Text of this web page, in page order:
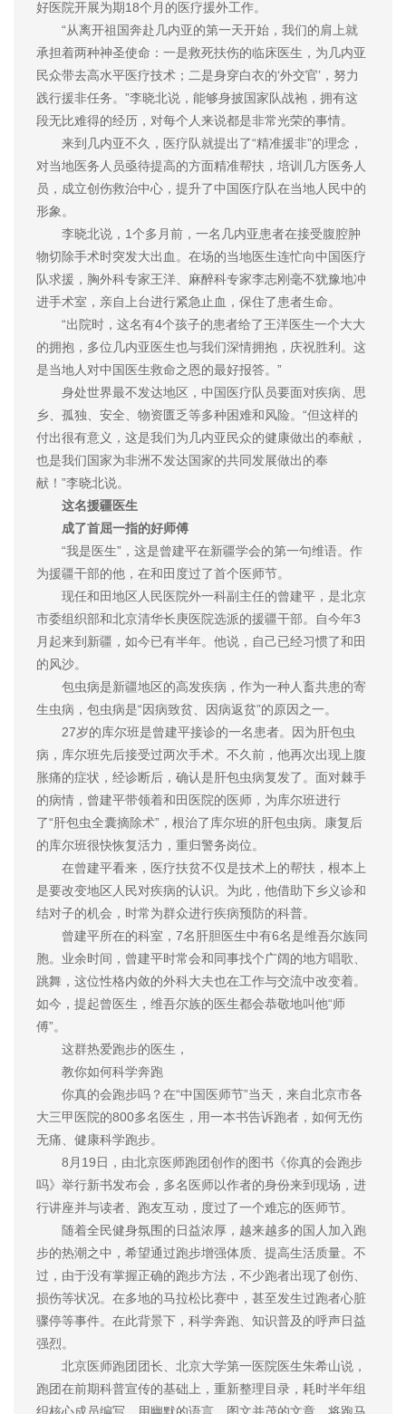
好医院开展为期18个月的医疗援外工作。
“从离开祖国奔赴几内亚的第一天开始，我们的肩上就
承担着两种神圣使命：一是救死扶伤的临床医生，为几内亚
民众带去高水平医疗技术；二是身穿白衣的‘外交官’，努力
践行援非任务。”李晓北说，能够身披国家队战袍，拥有这
段无比难得的经历，对每个人来说都是非常光荣的事情。
来到几内亚不久，医疗队就提出了“精准援非”的理念，
对当地医务人员亟待提高的方面精准帮扶，培训几方医务人
员，成立创伤救治中心，提升了中国医疗队在当地人民中的
形象。
李晓北说，1个多月前，一名几内亚患者在接受腹腔肿
物切除手术时突发大出血。在场的当地医生连忙向中国医疗
队求援，胸外科专家王洋、麻醉科专家李志刚毫不犹豫地冲
进手术室，亲自上台进行紧急止血，保住了患者生命。
“出院时，这名有4个孩子的患者给了王洋医生一个大大
的拥抱，多位几内亚医生也与我们深情拥抱，庆祝胜利。这
是当地人对中国医生救命之恩的最好报答。”
身处世界最不发达地区，中国医疗队员要面对疾病、思
乡、孤独、安全、物资匮乏等多种困难和风险。“但这样的
付出很有意义，这是我们为几内亚民众的健康做出的奉献，
也是我们国家为非洲不发达国家的共同发展做出的奉
献！”李晓北说。
这名援疆医生
成了首屈一指的好师傅
“我是医生”，这是曾建平在新疆学会的第一句维语。作
为援疆干部的他，在和田度过了首个医师节。
现任和田地区人民医院外一科副主任的曾建平，是北京
市委组织部和北京清华长庚医院选派的援疆干部。自今年3
月起来到新疆，如今已有半年。他说，自己已经习惯了和田
的风沙。
包虫病是新疆地区的高发疾病，作为一种人畜共患的寄
生虫病，包虫病是“因病致贫、因病返贫”的原因之一。
27岁的库尔班是曾建平接诊的一名患者。因为肝包虫
病，库尔班先后接受过两次手术。不久前，他再次出现上腹
胀痛的症状，经诊断后，确认是肝包虫病复发了。面对棘手
的病情，曾建平带领着和田医院的医师，为库尔班进行
了“肝包虫全囊摘除术”，根治了库尔班的肝包虫病。康复后
的库尔班很快恢复活力，重归警务岗位。
在曾建平看来，医疗扶贫不仅是技术上的帮扶，根本上
是要改变地区人民对疾病的认识。为此，他借助下乡义诊和
结对子的机会，时常为群众进行疾病预防的科普。
曾建平所在的科室，7名肝胆医生中有6名是维吾尔族同
胞。业余时间，曾建平时常会和同事找个广阔的地方唱歌、
跳舞，这位性格内敛的外科大夫也在工作与交流中改变着。
如今，提起曾医生，维吾尔族的医生都会恭敬地叫他“师
傅”。
这群热爱跑步的医生，
教你如何科学奔跑
你真的会跑步吗？在“中国医师节”当天，来自北京市各
大三甲医院的800多名医生，用一本书告诉跑者，如何无伤
无痛、健康科学跑步。
8月19日，由北京医师跑团创作的图书《你真的会跑步
吗》举行新书发布会，多名医师以作者的身份来到现场，进
行讲座并与读者、跑友互动，度过了一个难忘的医师节。
随着全民健身氛围的日益浓厚，越来越多的国人加入跑
步的热潮之中，希望通过跑步增强体质、提高生活质量。不
过，由于没有掌握正确的跑步方法，不少跑者出现了创伤、
损伤等状况。在多地的马拉松比赛中，甚至发生过跑者心脏
骤停等事件。在此背景下，科学奔跑、知识普及的呼声日益
强烈。
北京医师跑团团长、北京大学第一医院医生朱希山说，
跑团在前期科普宣传的基础上，重新整理目录，耗时半年组